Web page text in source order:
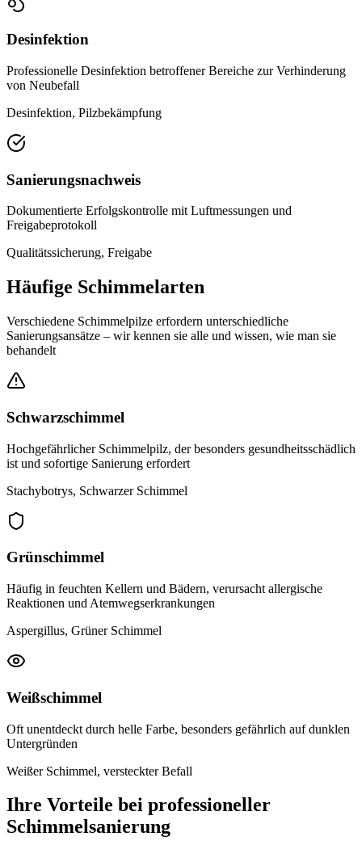
Desinfektion
Professionelle Desinfektion betroffener Bereiche zur Verhinderung
von Neubefall
Desinfektion, Pilzbekämpfung
Sanierungsnachweis
Dokumentierte Erfolgskontrolle mit Luftmessungen und
Freigabeprotokoll
Qualitätssicherung, Freigabe
Häufige Schimmelarten
Verschiedene Schimmelpilze erfordern unterschiedliche
Sanierungsansätze – wir kennen sie alle und wissen, wie man sie
behandelt
Schwarzschimmel
Hochgefährlicher Schimmelpilz, der besonders gesundheitsschädlich
ist und sofortige Sanierung erfordert
Stachybotrys, Schwarzer Schimmel
Grünschimmel
Häufig in feuchten Kellern und Bädern, verursacht allergische
Reaktionen und Atemwegserkrankungen
Aspergillus, Grüner Schimmel
Weißschimmel
Oft unentdeckt durch helle Farbe, besonders gefährlich auf dunklen
Untergründen
Weißer Schimmel, versteckter Befall
Ihre Vorteile bei professioneller
Schimmelsanierung